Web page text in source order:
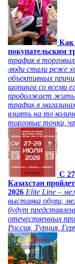
Как
покупательским
трафик в
люди стали реже
объективных
шопинга со всеми
продолжает жить
трафик в
влиять на то
торговые точки,
C
Казахстан
2026 Elite Line –
выставка обуви,
будут
отечественных
Россия, Турция,